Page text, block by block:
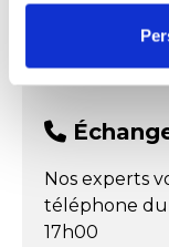
Usage
Type de
Nos experts
téléphone
17h00